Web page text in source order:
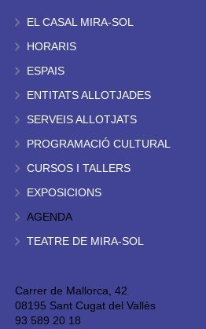
EL CASAL MIRA-SOL
HORARIS
ESPAIS
ENTITATS ALLOTJADES
SERVEIS ALLOTJATS
PROGRAMACIÓ CULTURAL
CURSOS I TALLERS
EXPOSICIONS
AGENDA
TEATRE DE MIRA-SOL
Carrer de Mallorca, 42
08195 Sant Cugat del Vallès
93 589 20 18